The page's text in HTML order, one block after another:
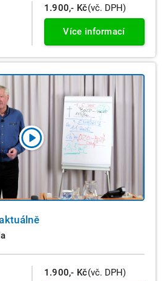
1.900,- Kč(vč. DPH)
Více informací
1.900,- Kč(vč. DPH)